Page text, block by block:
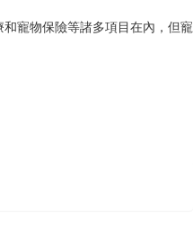
寵物保險等諸多項目在內，但寵